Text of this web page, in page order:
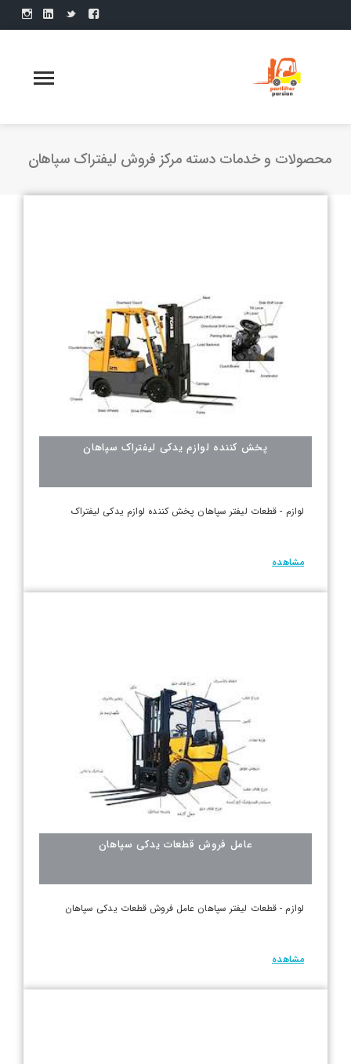
محصولات و خدمات دسته مرکز فروش لیفتراک سپاهان
پخش کننده لوازم یدکی لیفتراک سپاهان
لوازم - قطعات لیفتر سپاهان پخش کننده لوازم یدکی لیفتراک
مشاهده
عامل فروش قطعات یدکی سپاهان
لوازم - قطعات لیفتر سپاهان عامل فروش قطعات یدکی سپاهان
مشاهده